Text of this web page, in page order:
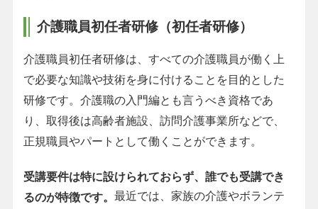
介護職員初任者研修（初任者研修）
介護職員初任者研修は、すべての介護職員が働く上
で必要な知識や技術を身に付けることを目的とした
研修です。介護職の入門編とも言うべき資格であ
り、取得後は高齢者施設、訪問介護事業所などで、
正規職員やパートとして働くことができます。
受講要件は特に設けられておらず、誰でも受講でき
るのが特徴です。 最近では、家族の介護やボランテ